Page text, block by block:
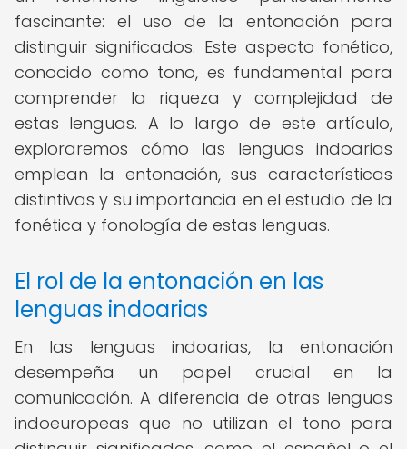
fascinante: el uso de la entonación para
distinguir significados. Este aspecto fonético,
conocido como tono, es fundamental para
comprender la riqueza y complejidad de
estas lenguas. A lo largo de este artículo,
exploraremos cómo las lenguas indoarias
emplean la entonación, sus características
distintivas y su importancia en el estudio de la
fonética y fonología de estas lenguas.
El rol de la entonación en las
lenguas indoarias
En las lenguas indoarias, la entonación
desempeña un papel crucial en la
comunicación. A diferencia de otras lenguas
indoeuropeas que no utilizan el tono para